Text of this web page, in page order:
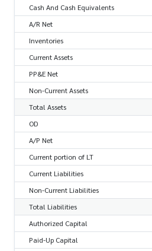
Cash And Cash Equivalents
A/R Net
Inventories
Current Assets
PP&E Net
Non-Current Assets
Total Assets
OD
A/P Net
Current portion of LT
Current Liabilities
Non-Current Liabilities
Total Liabilities
Authorized Capital
Paid-Up Capital